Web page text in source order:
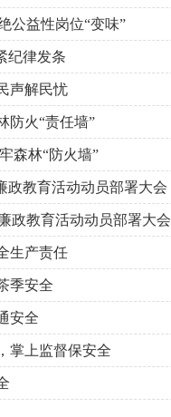
公益性岗位“变味”
纪律发条
声解民忧
防火“责任墙”
森林“防火墙”
政教育活动动员部署大会
政教育活动动员部署大会
生产责任
季安全
安全
掌上监督保安全